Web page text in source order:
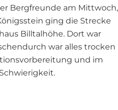
Bergfreunde am Mittwoch,
ging die Strecke
Billtalhöhe. Dort war
war alles trocken
und im